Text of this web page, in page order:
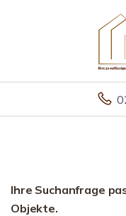
Ihre Suchanfrage
Objekte.